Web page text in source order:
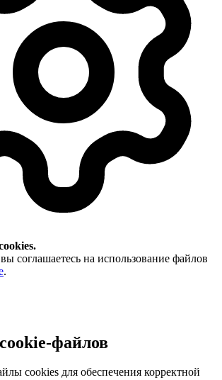
соглашаетесь на использование файлов
.
файлов
cookies для обеспечения корректной